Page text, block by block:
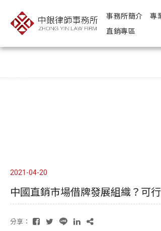
事務所簡介 專
直銷專區
Copyright ©
2026
Design
by
2021-04-20
中國直銷市場借牌發展組織？可
分享：